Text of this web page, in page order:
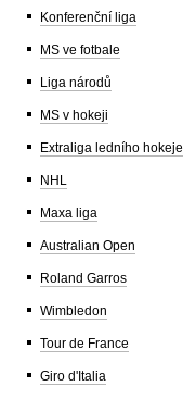
Konferenční liga
MS ve fotbale
Liga národů
MS v hokeji
Extraliga ledního hokeje
NHL
Maxa liga
Australian Open
Roland Garros
Wimbledon
Tour de France
Giro d'Italia